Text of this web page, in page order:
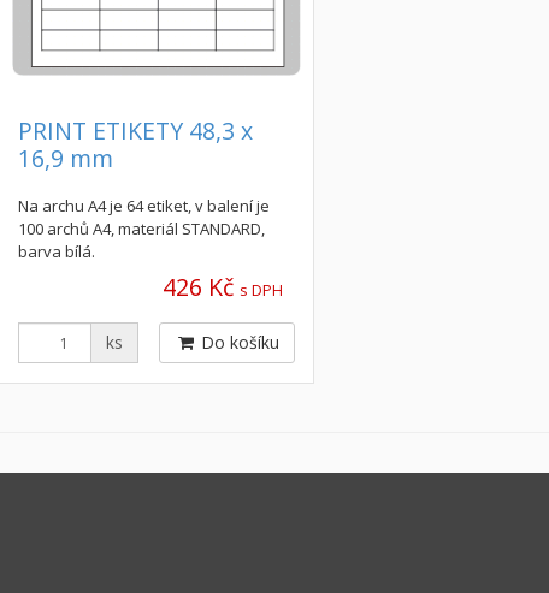
PRINT ETIKETY 48,3 x
16,9 mm
Na archu A4 je 64 etiket, v balení je
100 archů A4, materiál STANDARD,
barva bílá.
426 Kč s DPH
ks Do košíku